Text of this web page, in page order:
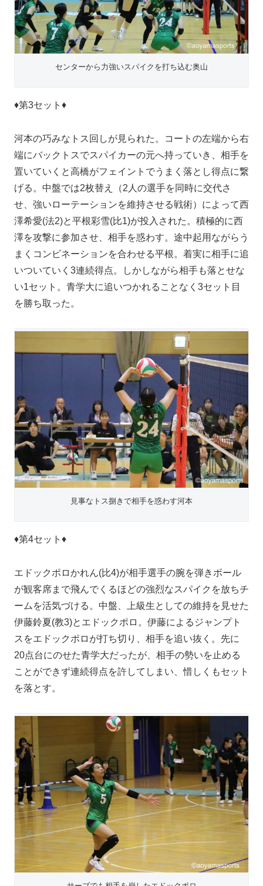
センターから力強いスパイクを打ち込む奥山
♦第3セット♦
河本の巧みなトス回しが見られた。コートの左端から右
端にバックトスでスパイカーの元へ持っていき、相手を
置いていくと高橋がフェイントでうまく落とし得点に繋
げる。中盤では2枚替え（2人の選手を同時に交代さ
せ、強いローテーションを維持させる戦術）によって西
澤希愛(法2)と平根彩雪(比1)が投入された。積極的に西
澤を攻撃に参加させ、相手を惑わす。途中起用ながらう
まくコンビネーションを合わせる平根。着実に相手に追
いついていく3連続得点。しかしながら相手も落とせな
い1セット。青学大に追いつかれることなく3セット目
を勝ち取った。
見事なトス捌きで相手を惑わす河本
♦第4セット♦
エドックポロかれん(比4)が相手選手の腕を弾きボール
が観客席まで飛んでくるほどの強烈なスパイクを放ちチ
ームを活気づける。中盤、上級生としての維持を見せた
伊藤鈴夏(教3)とエドックポロ。伊藤によるジャンプト
スをエドックポロが打ち切り、相手を追い抜く。先に
20点台にのせた青学大だったが、相手の勢いを止める
ことができず連続得点を許してしまい、惜しくもセット
を落とす。